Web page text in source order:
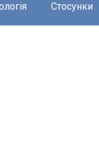
Стосунки